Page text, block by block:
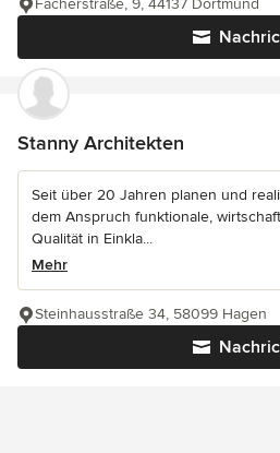
Fächerstraße, 9, 44137 Dortmund
Stanny Architekten
Seit über 20 Jahren planen und
dem Anspruch funktionale,
Qualität in Einkla...
Mehr
Steinhausstraße 34, 58099 Hagen